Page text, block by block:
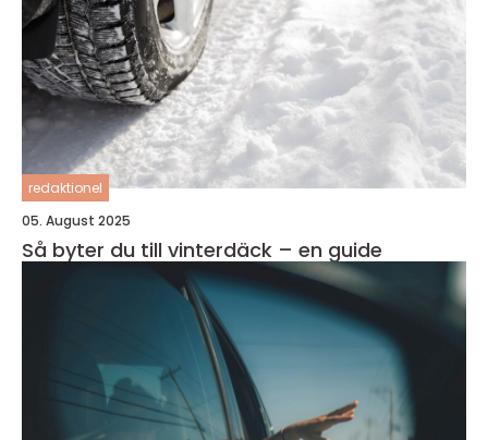
redaktionel
05. August 2025
Så byter du till vinterdäck – en guide